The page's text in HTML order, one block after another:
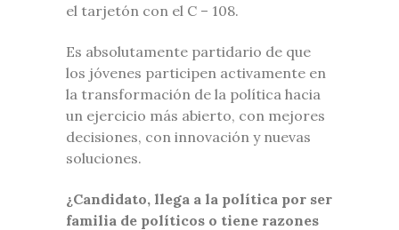
el tarjetón con el C – 108.
Es absolutamente partidario de que
los jóvenes participen activamente en
la transformación de la política hacia
un ejercicio más abierto, con mejores
decisiones, con innovación y nuevas
soluciones.
¿Candidato, llega a la política por ser
familia de políticos o tiene razones